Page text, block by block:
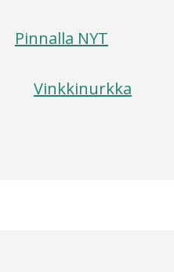
Pinnalla NYT
Vinkkinurkka